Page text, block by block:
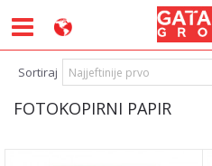
FOTOKOPIRNI PAPIR
Sortiraj